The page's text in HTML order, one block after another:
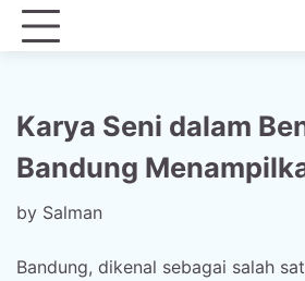
Karya Seni dalam
Bandung
by Salman
Bandung, dikenal sebagai salah